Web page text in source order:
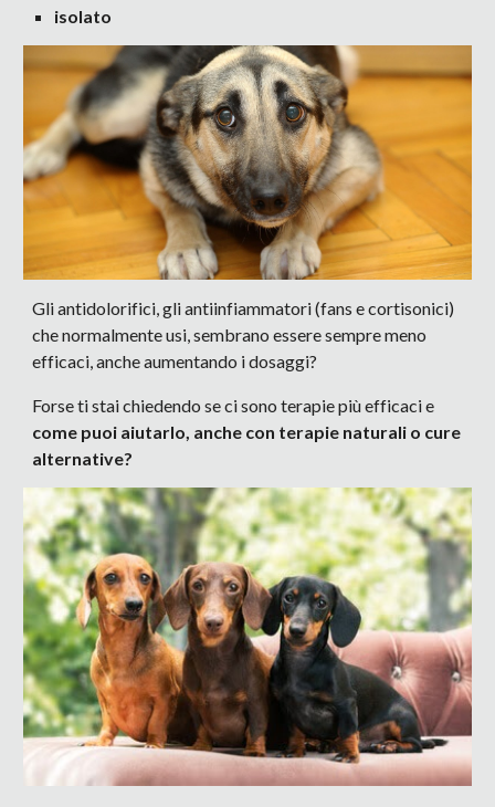
isolato
Gli antidolorifici, gli antiinfiammatori (fans e cortisonici)
che normalmente usi, sembrano essere sempre meno
efficaci, anche aumentando i dosaggi?
Forse ti stai chiedendo se ci sono terapie più efficaci e
come puoi aiutarlo, anche con terapie naturali o cure
alternative?